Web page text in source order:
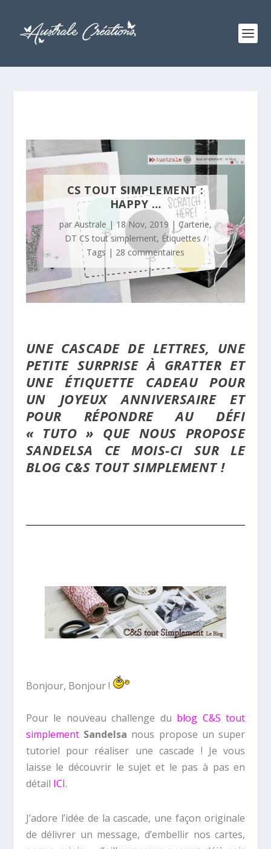
CS TOUT SIMPLEMENT :
HAPPY …
par Australe |18 Nov, 2019| Carterie,
DT CS tout simplement, Étiquettes /
Tags | 28 commentaires
UNE CASCADE DE LETTRES, UNE
PETITE SURPRISE À GRATTER ET
UNE ÉTIQUETTE CADEAU POUR
UN JOYEUX ANNIVERSAIRE ET
POUR RÉPONDRE AU DÉFI
« TUTO » QUE NOUS PROPOSE
SANDELSA CE MOIS-CI SUR LE
BLOG C&S TOUT SIMPLEMENT !
Bonjour, Bonjour !
Pour le nouveau challenge du blog C&S tout
simplement Sandelsa nous propose un super
tutoriel pour réaliser une cascade ! Je vous
laisse le découvrir le sujet et le pas à pas en
détail ICI.
J’adore l’idée de la cascade, une façon originale
de délivrer un message, d’embellir nos cartes,